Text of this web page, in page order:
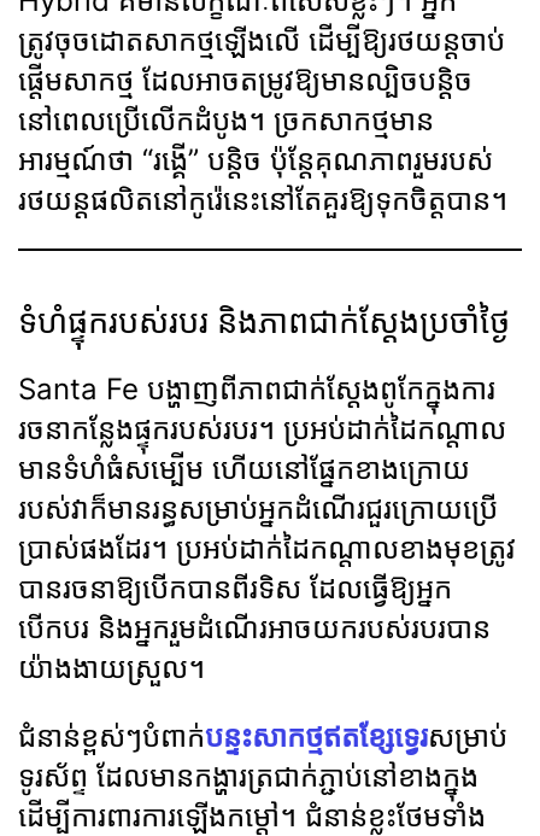
ត្រូវចុចដោតសាកថ្មឡើងលើ ដើម្បីឱ្យរថយន្តចាប់
ផ្តើមសាកថ្ម ដែលអាចតម្រូវឱ្យមានល្បិចបន្តិច
នៅពេលប្រើលើកដំបូង។ ច្រកសាកថ្មមាន
អារម្មណ៍ថា “រង្គើ” បន្តិច ប៉ុន្តែគុណភាពរួមរបស់
រថយន្តផលិតនៅកូរ៉េនេះនៅតែគួរឱ្យទុកចិត្តបាន។
ទំហំផ្ទុករបស់របរ និងភាពជាក់ស្តែងប្រចាំថ្ងៃ
Santa Fe បង្ហាញពីភាពជាក់ស្តែងពូកែក្នុងការ
រចនាកន្លែងផ្ទុករបស់របរ។ ប្រអប់ដាក់ដៃកណ្តាល
មានទំហំធំសម្បើម ហើយនៅផ្នែកខាងក្រោយ
របស់វាក៏មានរន្ធសម្រាប់អ្នកដំណើរជួរក្រោយប្រើ
ប្រាស់ផងដែរ។ ប្រអប់ដាក់ដៃកណ្តាលខាងមុខត្រូវ
បានរចនាឱ្យបើកបានពីរទិស ដែលធ្វើឱ្យអ្នក
បើកបរ និងអ្នករួមដំណើរអាចយករបស់របរបាន
យ៉ាងងាយស្រួល។
ជំនាន់ខ្ពស់ៗបំពាក់បន្ទះសាកថ្មឥតខ្សែទ្វេរសម្រាប់
ទូរស័ព្ទ ដែលមានកង្ហារត្រជាក់ភ្ជាប់នៅខាងក្នុង
ដើម្បីការពារការឡើងកម្តៅ។ ជំនាន់ខ្លះថែមទាំង